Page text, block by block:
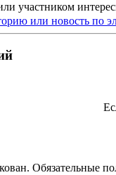
участником
Обязательные